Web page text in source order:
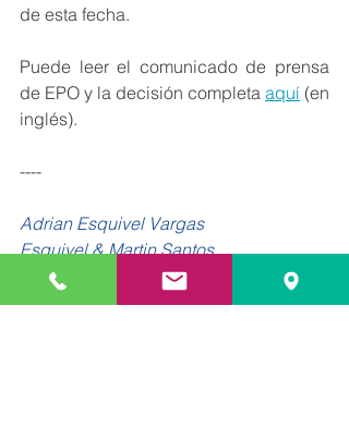
de esta fecha.
Puede leer el comunicado de prensa
de EPO y la decisión completa aquí (en
inglés).
----
Adrian Esquivel Vargas
Esquivel & Martin Santos
www.emps.es
Español